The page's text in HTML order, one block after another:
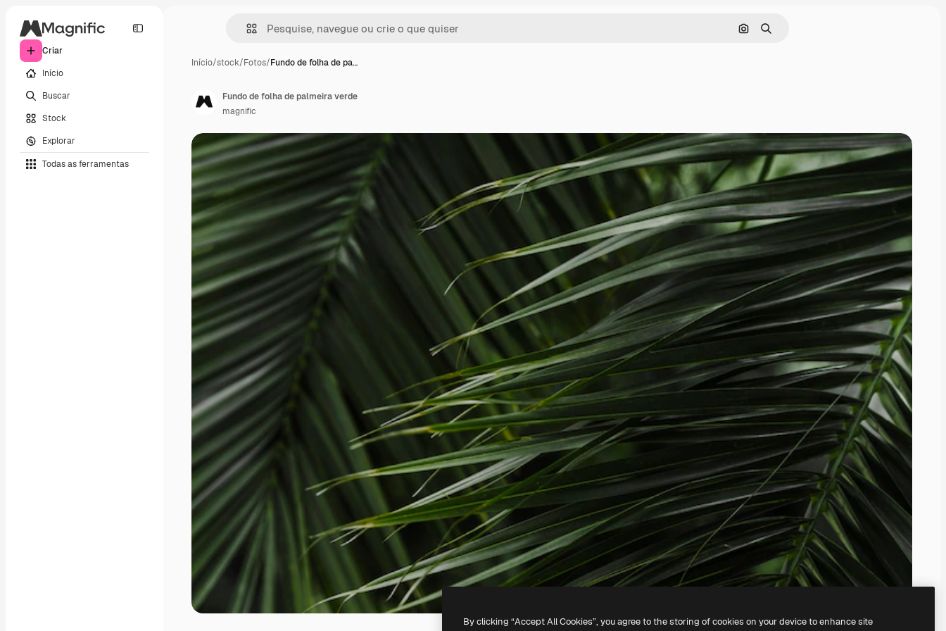
Criar
Início
Buscar
Stock
Explorar
Todas as ferramentas
Pesquisar por imagem
Buscar
Início/stock/Fotos/Fundo de folha de pa…
Fundo de folha de palmeira verde
magnific
By clicking “Accept All Cookies”, you agree to the storing of cookies on your device to enhance site